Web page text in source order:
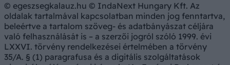
© egeszsegkalauz.hu © IndaNext Hungary Kft. Az
oldalak tartalmával kapcsolatban minden jog fenntartva,
beleértve a tartalom szöveg- és adatbányászat céljára
való felhasználását is – a szerzői jogról szóló 1999. évi
LXXVI. törvény rendelkezései értelmében a törvény
35/A. § (1) paragrafusa és a digitális szolgáltatások